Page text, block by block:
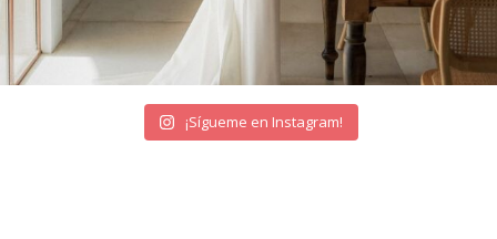
¡Sígueme en Instagram!